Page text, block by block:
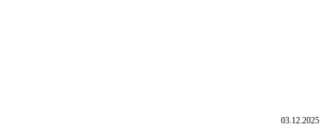
03.12.2025